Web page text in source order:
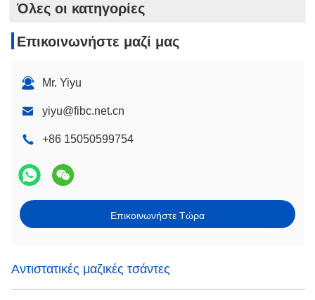
Όλες οι κατηγορίες
Επικοινωνήστε μαζί μας
Mr. Yiyu
yiyu@fibc.net.cn
+86 15050599754
Επικοινωνήστε Τώρα
Αντιστατικές μαζικές τσάντες